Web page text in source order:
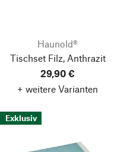
Haunold®
Tischset Filz, Anthrazit
29,90 €
+ weitere Varianten
Exklusiv